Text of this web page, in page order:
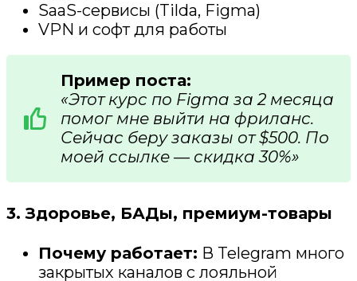
SaaS-сервисы (Tilda, Figma)
VPN и софт для работы
Пример поста:
«Этот курс по Figma за 2 месяца
помог мне выйти на фриланс.
Сейчас беру заказы от $500. По
моей ссылке — скидка 30%»
3. Здоровье, БАДы, премиум-товары
Почему работает: В Telegram много
закрытых каналов с лояльной